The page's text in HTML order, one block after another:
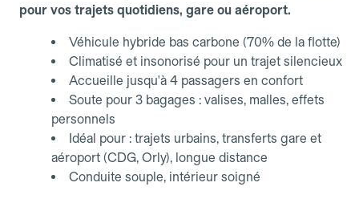
pour vos trajets quotidiens, gare ou aéroport.
Véhicule hybride bas carbone (70% de la flotte)
Climatisé et insonorisé pour un trajet silencieux
Accueille jusqu'à 4 passagers en confort
Soute pour 3 bagages : valises, malles, effets
personnels
Idéal pour : trajets urbains, transferts gare et
aéroport (CDG, Orly), longue distance
Conduite souple, intérieur soigné